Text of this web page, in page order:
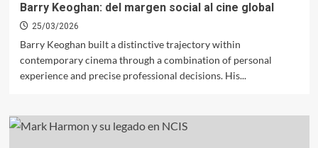
Barry Keoghan: del margen social al cine global
25/03/2026
Barry Keoghan built a distinctive trajectory within
contemporary cinema through a combination of personal
experience and precise professional decisions. His...